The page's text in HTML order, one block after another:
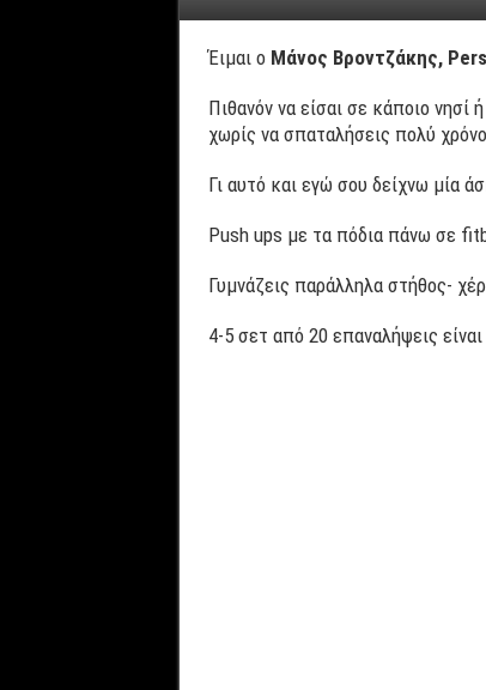
Έιμαι ο Μάνος Βροντζάκης,
Πιθανόν να είσαι σε κάποιο
χωρίς να σπαταλήσεις πολύ
Γι αυτό και εγώ σου δείχνω μία
Push ups με τα πόδια πάνω σε
Γυμνάζεις παράλληλα στήθος-
4-5 σετ από 20 επαναλήψεις